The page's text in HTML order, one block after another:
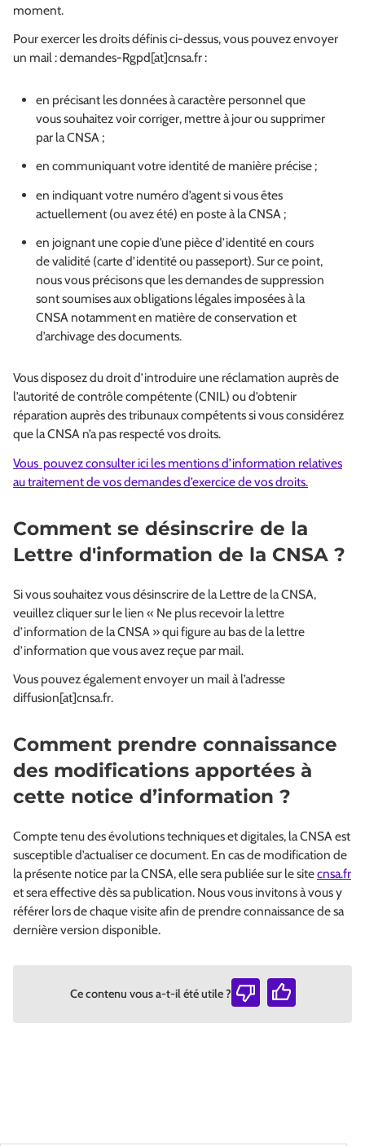
moment.
Pour exercer les droits définis ci-dessus, vous pouvez envoyer
un mail : demandes-Rgpd[at]cnsa.fr :
en précisant les données à caractère personnel que
vous souhaitez voir corriger, mettre à jour ou supprimer
par la CNSA ;
en communiquant votre identité de manière précise ;
en indiquant votre numéro d’agent si vous êtes
actuellement (ou avez été) en poste à la CNSA ;
en joignant une copie d’une pièce d’identité en cours
de validité (carte d’identité ou passeport). Sur ce point,
nous vous précisons que les demandes de suppression
sont soumises aux obligations légales imposées à la
CNSA notamment en matière de conservation et
d’archivage des documents.
Vous disposez du droit d’introduire une réclamation auprès de
l’autorité de contrôle compétente (CNIL) ou d’obtenir
réparation auprès des tribunaux compétents si vous considérez
que la CNSA n’a pas respecté vos droits.
Vous pouvez consulter ici les mentions d’information relatives
au traitement de vos demandes d’exercice de vos droits.
Comment se désinscrire de la
Lettre d'information de la CNSA ?
Si vous souhaitez vous désinscrire de la Lettre de la CNSA,
veuillez cliquer sur le lien « Ne plus recevoir la lettre
d’information de la CNSA » qui figure au bas de la lettre
d’information que vous avez reçue par mail.
Vous pouvez également envoyer un mail à l’adresse
diffusion[at]cnsa.fr.
Comment prendre connaissance
des modifications apportées à
cette notice d’information ?
Compte tenu des évolutions techniques et digitales, la CNSA est
susceptible d’actualiser ce document. En cas de modification de
la présente notice par la CNSA, elle sera publiée sur le sitecnsa.fr
et sera effective dès sa publication. Nous vous invitons à vous y
référer lors de chaque visite afin de prendre connaissance de sa
dernière version disponible.
Ce contenu vous a-t-il été utile ?